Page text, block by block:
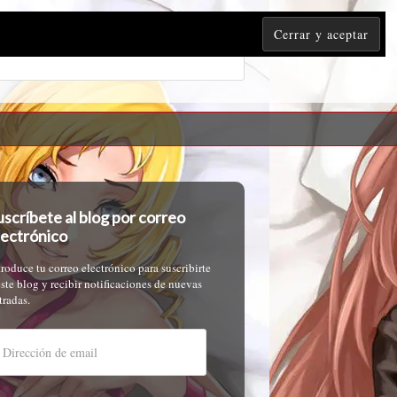
al blog por correo
tu correo electrónico para suscribirte
blog y recibir notificaciones de nuevas